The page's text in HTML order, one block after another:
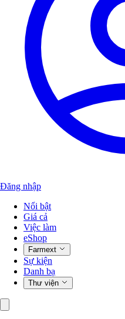
Đăng nhập
Nổi bật
Giá cả
Việc làm
eShop
Farmext
Sự kiện
Danh bạ
Thư viện